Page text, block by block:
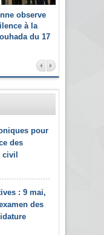
observe
à la
du 17
pour
des
civil
: 9 mai,
des